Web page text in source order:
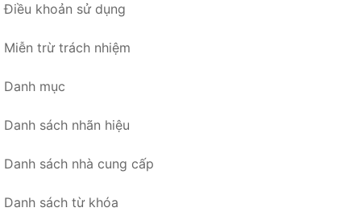
Điều khoản sử dụng
Miễn trừ trách nhiệm
Danh mục
Danh sách nhãn hiệu
Danh sách nhà cung cấp
Danh sách từ khóa